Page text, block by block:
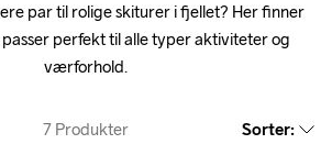
par til rolige skiturer i fjellet? Her finner
passer perfekt til alle typer aktiviteter og
værforhold.
7 Produkter Sorter: